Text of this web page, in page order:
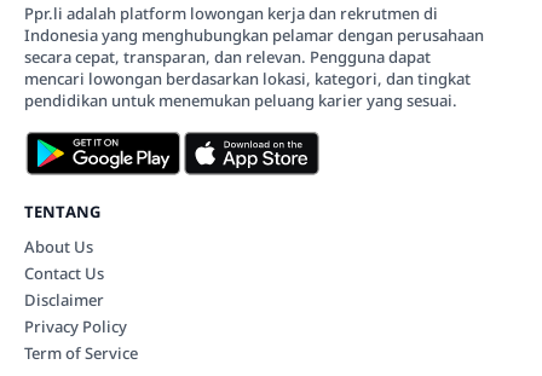
Ppr.li adalah platform lowongan kerja dan rekrutmen di
Indonesia yang menghubungkan pelamar dengan perusahaan
secara cepat, transparan, dan relevan. Pengguna dapat
mencari lowongan berdasarkan lokasi, kategori, dan tingkat
pendidikan untuk menemukan peluang karier yang sesuai.
TENTANG
About Us
Contact Us
Disclaimer
Privacy Policy
Term of Service